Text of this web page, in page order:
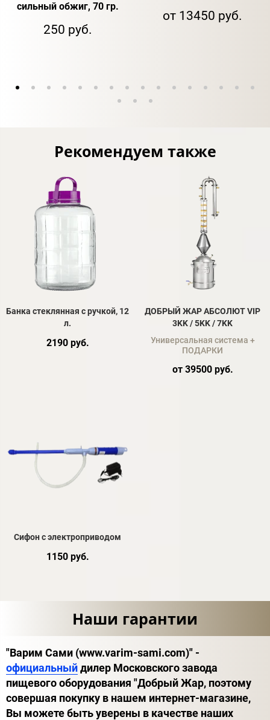
сильный обжиг, 70 гр.
250 руб.
от 13450 руб.
Рекомендуем также
Банка стеклянная с ручкой, 12
л.
2190 руб.
ДОБРЫЙ ЖАР АБСОЛЮТ VIP
3KK / 5KK / 7KK
Универсальная система +
ПОДАРКИ
от 39500 руб.
Сифон с электроприводом
1150 руб.
Наши гарантии
"Варим Сами (www.varim-sami.com)" -
официальныйдилер Московского завода
пищевого оборудования "Добрый Жар, поэтому
совершая покупку в нашем интернет-магазине,
Вы можете быть уверены в качестве наших